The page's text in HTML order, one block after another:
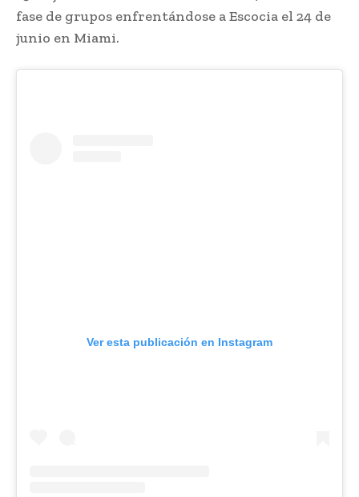
fase de grupos enfrentándose a Escocia el 24 de
junio en Miami.
Ver esta publicación en Instagram